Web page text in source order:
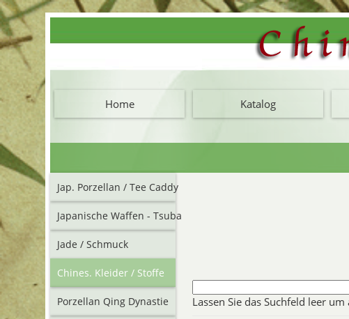
Home Katalog
Jap. Porzellan / Tee Caddy
Japanische Waffen - Tsuba
Jade / Schmuck
Chines. Kleider / Stoffe
Porzellan Qing Dynastie Lassen Sie das Suchfeld leer